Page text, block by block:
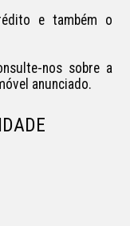
e também o
nos sobre a
anunciado.